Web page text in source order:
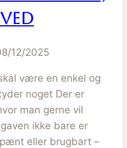
12/2025
være en enkel og
noget Der er
man gerne vil
ikke bare er
eller brugbart –